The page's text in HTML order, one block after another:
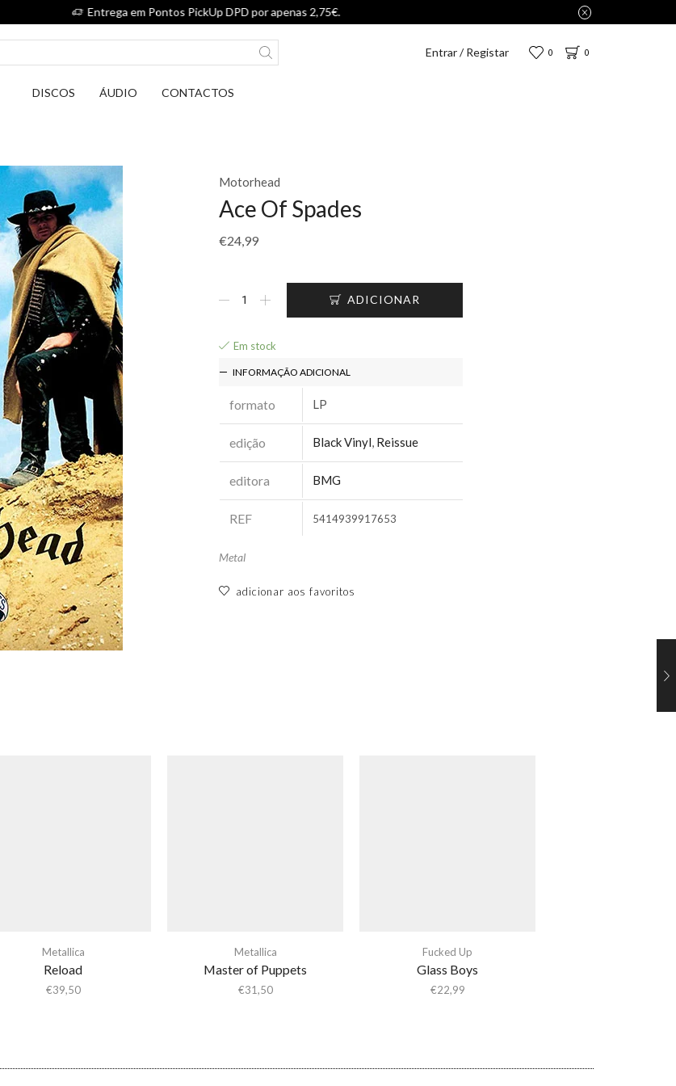
Entrega em Pontos PickUp DPD por apenas 2,75€.
Entrar / Registar 0 0
DISCOS ÁUDIO CONTACTOS
Motorhead
Ace Of Spades
€24,99
ADICIONAR
Em stock
INFORMAÇÃO ADICIONAL
formato LP
edição Black Vinyl Reissue
editora BMG
REF 5414939917653
Metal
adicionar aos favoritos
Metallica
Reload
€39,50
Metallica
Master of Puppets
€31,50
Fucked Up
Glass Boys
€22,99